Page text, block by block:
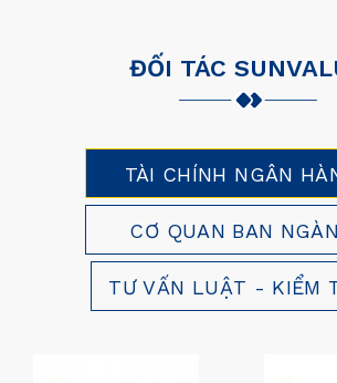
ĐỐI TÁC
TÀI CHÍNH NGÂN
CƠ QUAN BAN
TƯ VẤN LUẬT - KIỂM